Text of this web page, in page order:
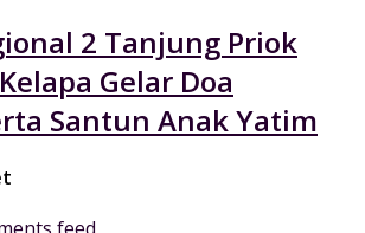
2 Tanjung Priok
Gelar Doa
Santun Anak Yatim